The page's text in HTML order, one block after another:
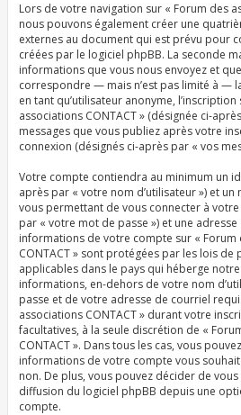
Lors de votre navigation sur « Forum des
nous pouvons également créer une
externes au document qui est prévu pour
créées par le logiciel phpBB. La seconde
informations que vous nous envoyez et
correspondre — mais n’est pas limité à —
en tant qu’utilisateur anonyme,
associations CONTACT » (désignée ci-
messages que vous publiez après votre
connexion (désignés ci-après par « vos
Votre compte contiendra au minimum un
après par « votre nom d’utilisateur ») et
vous permettant de vous connecter à
par « votre mot de passe ») et une
informations de votre compte sur « Forum
CONTACT » sont protégées par les lois
applicables dans le pays qui héberge
informations, en-dehors de votre nom
passe et de votre adresse de courriel
associations CONTACT » durant votre
facultatives, à la seule discrétion de «
CONTACT ». Dans tous les cas, vous
informations de votre compte vous
non. De plus, vous pouvez décider de
diffusion du logiciel phpBB depuis une
compte.